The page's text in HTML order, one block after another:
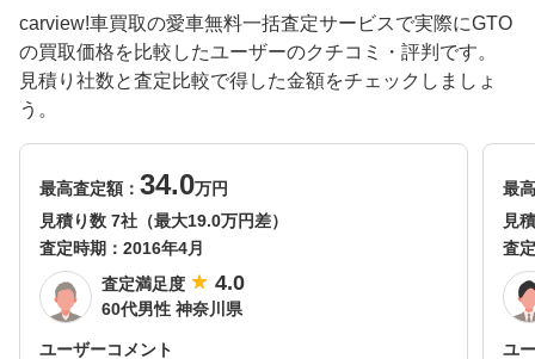
carview!車買取の愛車無料一括査定サービスで実際にGTO
の買取価格を比較したユーザーのクチコミ・評判です。
見積り社数と査定比較で得した金額をチェックしましょ
う。
最高査定額： 34.0万円
見積り数 7社（最大19.0万円差）
査定時期： 2016年4月
査定満足度
4.0
60代男性 神奈川県
ユーザーコメント
最
見
査
ユ